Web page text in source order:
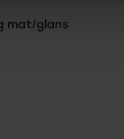
mat/glans